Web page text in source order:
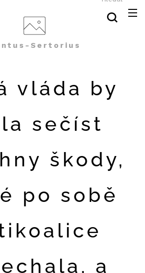
Sertorius
vláda by
sečíst
škody,
po sobě
a